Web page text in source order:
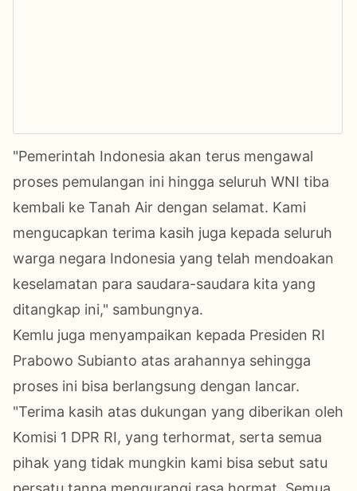
"Pemerintah Indonesia akan terus mengawal
proses pemulangan ini hingga seluruh WNI tiba
kembali ke Tanah Air dengan selamat. Kami
mengucapkan terima kasih juga kepada seluruh
warga negara Indonesia yang telah mendoakan
keselamatan para saudara-saudara kita yang
ditangkap ini," sambungnya.
Kemlu juga menyampaikan kepada Presiden RI
Prabowo Subianto atas arahannya sehingga
proses ini bisa berlangsung dengan lancar.
"Terima kasih atas dukungan yang diberikan oleh
Komisi 1 DPR RI, yang terhormat, serta semua
pihak yang tidak mungkin kami bisa sebut satu